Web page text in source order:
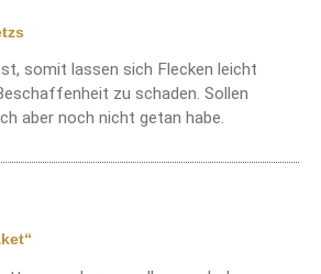
5 out of 5 stars
somit lassen sich Flecken leicht
zu schaden. Sollen
aber noch nicht getan habe.
5 out of 5 stars